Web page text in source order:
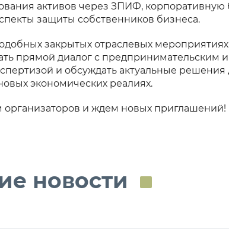
активов через ЗПИФ, корпоративную
защиты собственников бизнеса.
закрытых отраслевых
прямой диалог с предпринимательским
и обсуждать актуальные
экономических реалиях.
организаторов и ждем новых приглашений!
новости